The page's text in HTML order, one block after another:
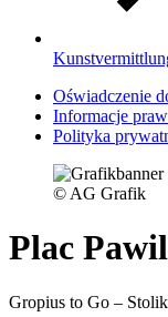
Oświadczenie
Informacje
Polityka
© AG Grafik
Plac
Gropius to Go –